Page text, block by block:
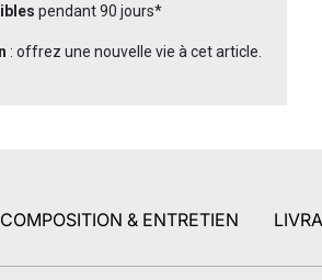
pendant 90 jours*
: offrez une nouvelle vie à cet article.
COMPOSITION & ENTRETIEN